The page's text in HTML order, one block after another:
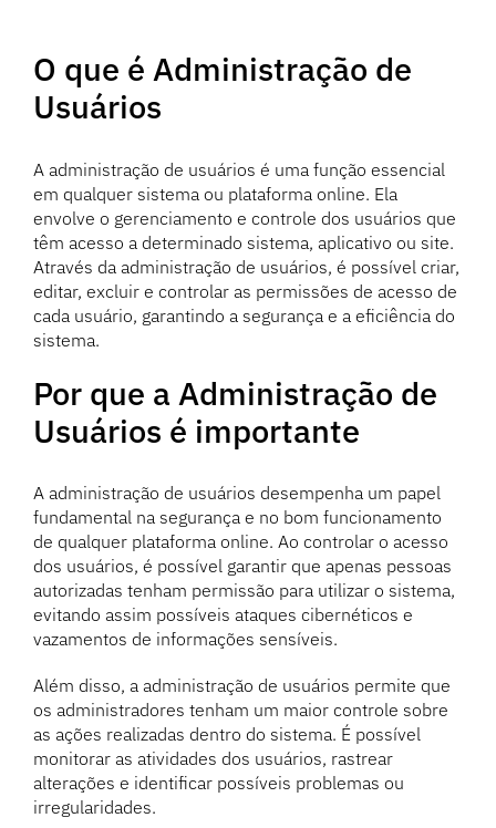
O que é Administração de
Usuários
A administração de usuários é uma função essencial
em qualquer sistema ou plataforma online. Ela
envolve o gerenciamento e controle dos usuários que
têm acesso a determinado sistema, aplicativo ou site.
Através da administração de usuários, é possível criar,
editar, excluir e controlar as permissões de acesso de
cada usuário, garantindo a segurança e a eficiência do
sistema.
Por que a Administração de
Usuários é importante
A administração de usuários desempenha um papel
fundamental na segurança e no bom funcionamento
de qualquer plataforma online. Ao controlar o acesso
dos usuários, é possível garantir que apenas pessoas
autorizadas tenham permissão para utilizar o sistema,
evitando assim possíveis ataques cibernéticos e
vazamentos de informações sensíveis.
Além disso, a administração de usuários permite que
os administradores tenham um maior controle sobre
as ações realizadas dentro do sistema. É possível
monitorar as atividades dos usuários, rastrear
alterações e identificar possíveis problemas ou
irregularidades.